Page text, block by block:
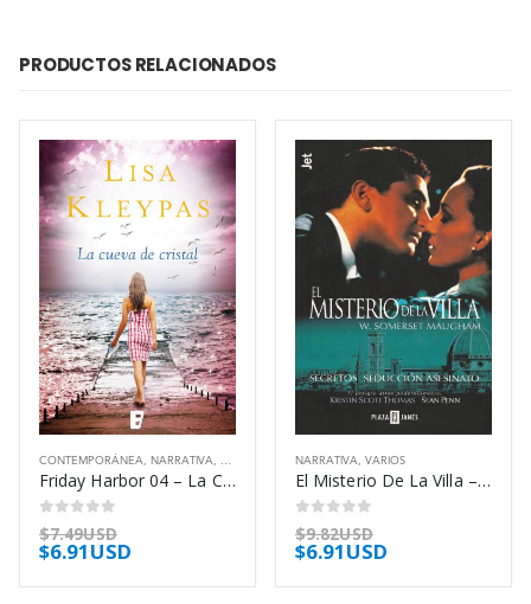
PRODUCTOS RELACIONADOS
CONTEMPORÁNEA, NARRATIVA, ROMÁNTICA
Friday Harbor 04 – La Cueva De Cristal – Kleypas Lisa
0out of 5
$7.49USD
$6.91USD
NARRATIVA, VARIOS
El Misterio De La Villa – Maugham W Somerset
0out of 5
$9.82USD
$6.91USD